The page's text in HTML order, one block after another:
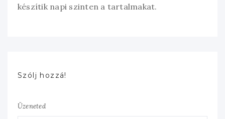
készítik napi szinten a tartalmakat.
Szólj hozzá!
Üzeneted